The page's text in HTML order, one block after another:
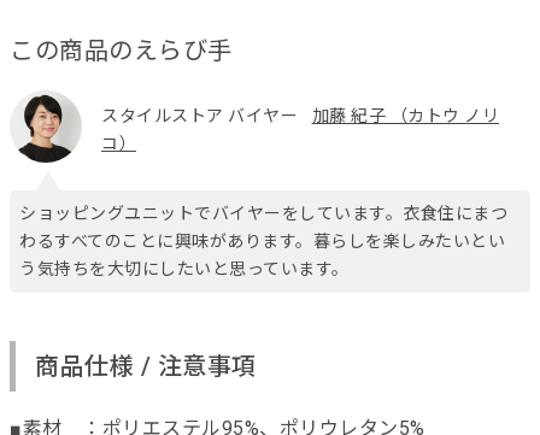
この商品のえらび手
スタイルストア バイヤー
加藤 紀子 （カトウ ノリ
コ）
ショッピングユニットでバイヤーをしています。衣食住にまつ
わるすべてのことに興味があります。暮らしを楽しみたいとい
う気持ちを大切にしたいと思っています。
商品仕様 / 注意事項
■素材 ：ポリエステル95%、ポリウレタン5%